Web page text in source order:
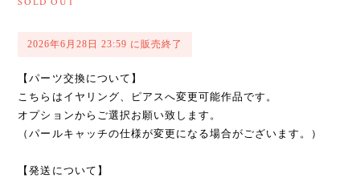
こちらはイヤリング、ピアスへ変更可能作品です。
オプションからご選択お願い致します。
（パールキャッチの仕様が変更になる場合がございます。）
7/1〜の発送を予定しております。